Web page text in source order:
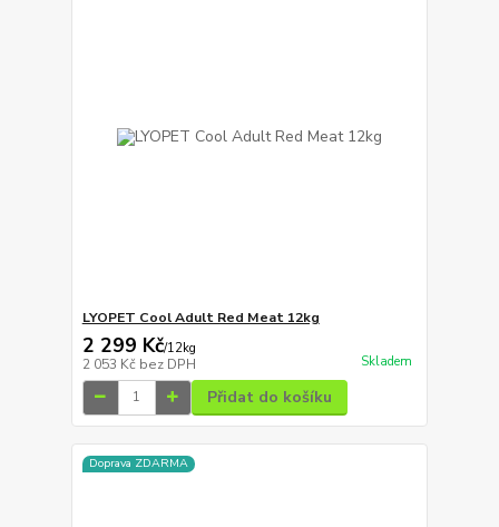
LYOPET Cool Adult Red Meat 12kg
2 299 Kč/12kg
2 053 Kč bez DPH Skladem
Přidat do košíku
Doprava ZDARMA